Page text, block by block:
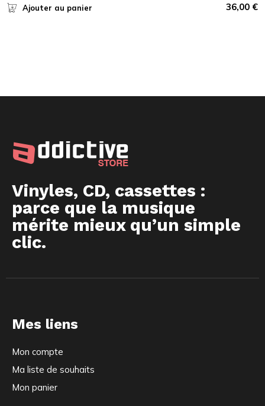
Ajouter au panier 36,00 €
Vinyles, CD, cassettes :
parce que la musique
mérite mieux qu’un simple
clic.
Mes liens
Mon compte
Ma liste de souhaits
Mon panier